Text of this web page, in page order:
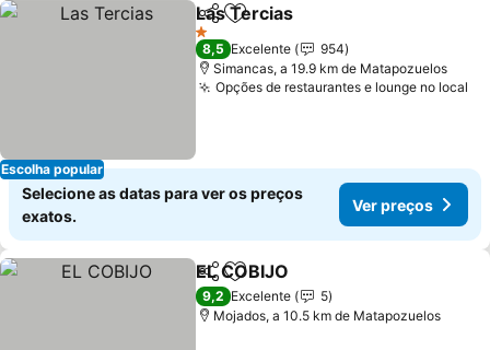
Escolha popular
PartilharAdicionar aos favoritos
Las Tercias
1 Estrelas
8,5 Excelente
954
Simancas, a 19.9 km de Matapozuelos
Opções de restaurantes e lounge no local
Selecione as datas para ver os preços
exatos.
Ver preços
PartilharAdicionar aos favoritos
EL COBIJO
9,2 Excelente
5
Mojados, a 10.5 km de Matapozuelos